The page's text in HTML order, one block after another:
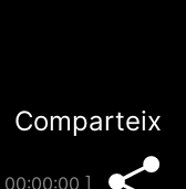
Comparteix
00:00:00 ]